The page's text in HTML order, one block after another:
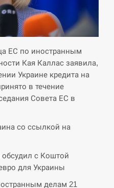
вручили новое
підрозділ КНДР –
сократились втрое,
ЕС по иностранным
Кая Каллас заявила,
Украине кредита на
в течение
Совета ЕС в
со ссылкой на
обсудил с Коштой
для Украины
делам 21